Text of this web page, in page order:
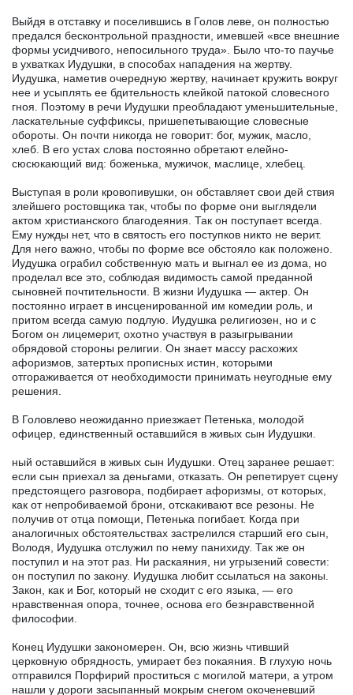
Выйдя в отставку и поселившись в Голов леве, он полностью
предался бесконтрольной праздности, имевшей «все внешние
формы усидчивого, непосильного труда». Было что-то паучье
в ухватках Иудушки, в способах нападения на жертву.
Иудушка, наметив очередную жертву, начинает кружить вокруг
нее и усыплять ее бдительность клейкой патокой словесного
гноя. Поэтому в речи Иудушки преобладают уменьшительные,
ласкательные суффиксы, пришепетывающие словесные
обороты. Он почти никогда не говорит: бог, мужик, масло,
хлеб. В его устах слова постоянно обретают елейно-
сюсюкающий вид: боженька, мужичок, маслице, хлебец.
Выступая в роли кровопивушки, он обставляет свои дей ствия
злейшего ростовщика так, чтобы по форме они выглядели
актом христианского благодеяния. Так он поступает всегда.
Ему нужды нет, что в святость его поступков никто не верит.
Для него важно, чтобы по форме все обстояло как положено.
Иудушка ограбил собственную мать и выгнал ее из дома, но
проделал все это, соблюдая видимость самой преданной
сыновней почтительности. В жизни Иудушка — актер. Он
постоянно играет в инсценированной им комедии роль, и
притом всегда самую подлую. Иудушка религиозен, но и с
Богом он лицемерит, охотно участвуя в разыгрывании
обрядовой стороны религии. Он знает массу расхожих
афоризмов, затертых прописных истин, которыми
отгораживается от необходимости принимать неугодные ему
решения.
В Головлево неожиданно приезжает Петенька, молодой
офицер, единственный оставшийся в живых сын Иудушки.
ный оставшийся в живых сын Иудушки. Отец заранее решает:
если сын приехал за деньгами, отказать. Он репетирует сцену
предстоящего разговора, подбирает афоризмы, от которых,
как от непробиваемой брони, отскакивают все резоны. Не
получив от отца помощи, Петенька погибает. Когда при
аналогичных обстоятельствах застрелился старший его сын,
Володя, Иудушка отслужил по нему панихиду. Так же он
поступил и на этот раз. Ни раскаяния, ни угрызений совести:
он поступил по закону. Иудушка любит ссылаться на законы.
Закон, как и Бог, который не сходит с его языка, — его
нравственная опора, точнее, основа его безнравственной
философии.
Конец Иудушки закономерен. Он, всю жизнь чтивший
церковную обрядность, умирает без покаяния. В глухую ночь
отправился Порфирий проститься с могилой матери, а утром
нашли у дороги засыпанный мокрым снегом окоченевший